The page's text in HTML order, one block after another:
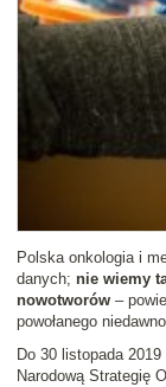
Polska onkologia i
danych; nie wiemy
nowotworów –
powołanego
Do 30 listopada
Narodową Strategię